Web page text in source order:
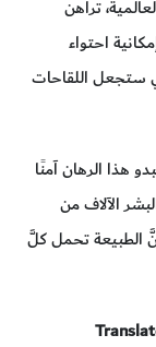
تراهن
احتواء
ستجعل اللقاحات
هذا الرهان آمنًا
الآلاف من
الطبيعة تحمل كلَّ